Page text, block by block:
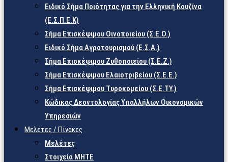
Ειδικό Σήμα Ποιότητας για την Ελληνική Κουζίνα
(Ε.Σ.Π.Ε.Κ)
Σήμα Επισκέψιμου Οινοποιείου (Σ.Ε.Ο.)
Ειδικό Σήμα Αγροτουρισμού (Ε.Σ.Α.)
Σήμα Επισκέψιμου Ζυθοποιείου (Σ.Ε.Ζ.)
Σήμα Επισκέψιμου Ελαιοτριβείου (Σ.Ε.Ε.)
Σήμα Επισκέψιμου Τυροκομείου (Σ.Ε.TY.)
Κώδικας Δεοντολογίας Υπαλλήλων Οικονομικών
Υπηρεσιών
Μελέτες / Πίνακες
Μελέτες
Στοιχεία ΜΗΤΕ